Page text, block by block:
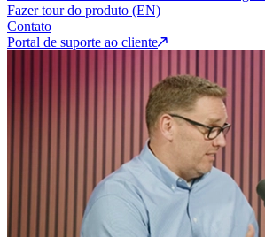
Fazer tour do produto (EN)
Contato
Portal de suporte ao cliente